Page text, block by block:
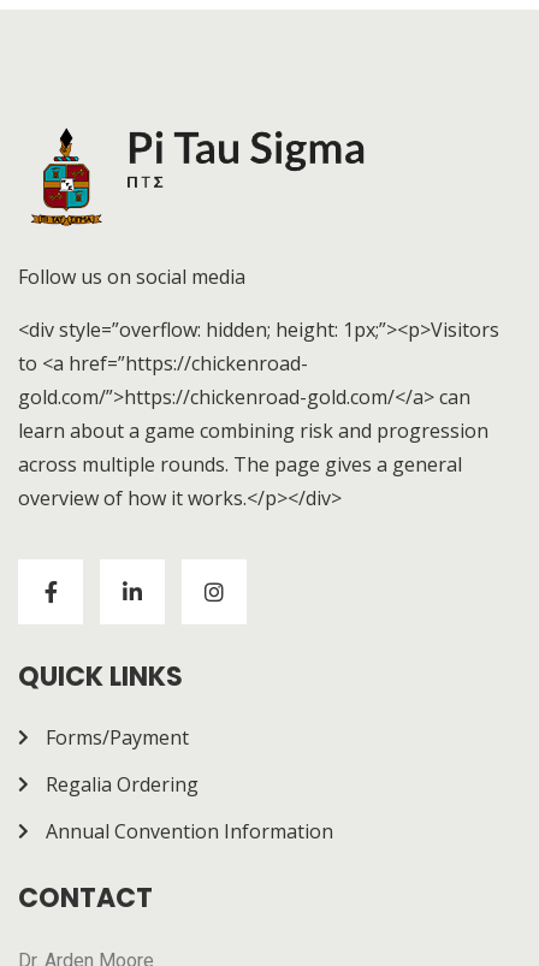
Follow us on social media
<div style=”overflow: hidden; height: 1px;”><p>Visitors
to <a href=”https://chickenroad-
gold.com/”>https://chickenroad-gold.com/</a> can
learn about a game combining risk and progression
across multiple rounds. The page gives a general
overview of how it works.</p></div>
about a game combining risk and progression across
how it works.
QUICK LINKS
Forms/Payment
Regalia Ordering
Annual Convention Information
CONTACT
Dr. Arden Moore